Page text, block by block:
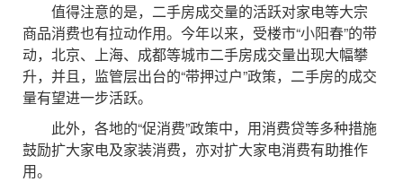
值得注意的是，二手房成交量的活跃对家电等大宗
商品消费也有拉动作用。今年以来，受楼市“小阳春”的带
动，北京、上海、成都等城市二手房成交量出现大幅攀
升，并且，监管层出台的“带押过户”政策，二手房的成交
量有望进一步活跃。
此外，各地的“促消费”政策中，用消费贷等多种措施
鼓励扩大家电及家装消费，亦对扩大家电消费有助推作
用。